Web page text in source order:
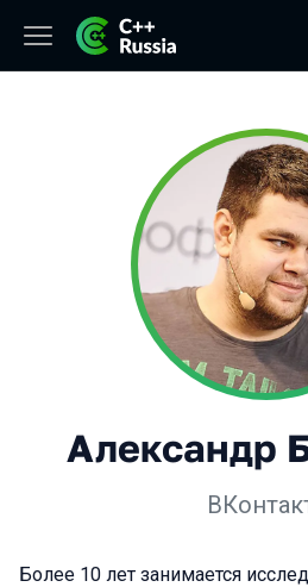
Александр
Более 10 лет занимается